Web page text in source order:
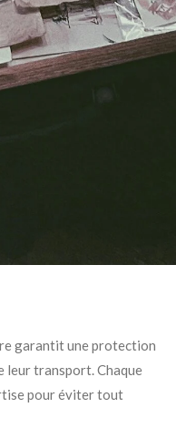
garantit une protection
leur transport. Chaque
pour éviter tout